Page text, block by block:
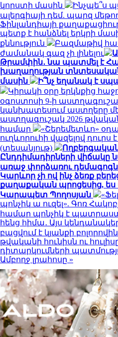
կորստի մասին
Ինչպե՞ս
ալերգիայի դեմ. պարզ
Ֆինլանդիայի
պետք է հանձնել երկրի
քննություն
Բազմաթիվ
ժամանակ գազ չի լինելու
Թրամփին․ նա պատմել է
խաղաղության տնտեսական
մասին
Ի՞նչ եղանակ է
Կիրակի օրը երկնքից
օգոստոսի 9-ի
կանխատեսում աստղերը
աստղագուշակ 2026
համար
«Շերեմետևո»
ուղևորուհի վազելով դուրս
(տեսանյութ)
Ընդդիմադիրների վիճակը
առաջ փորձառու
Կարևոր չի ով ինչ ձեռք
քաղաքական պրոցեսից, ես
Կարապետ Պողոսյան
պոնչիկ ա ուզել». Գոռ
համար պոնչիկ է
հենց հիմա․ Այս
բացվում է կյանքի
թվականի հունիսն ու
դիտարկումների
Ամբողջ լրահոսը »